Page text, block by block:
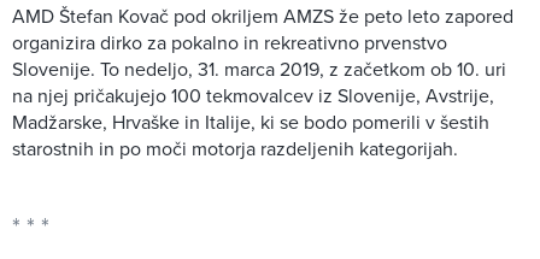
AMD Štefan Kovač pod okriljem AMZS že peto leto zapored
organizira dirko za pokalno in rekreativno prvenstvo
Slovenije. To nedeljo, 31. marca 2019, z začetkom ob 10. uri
na njej pričakujejo 100 tekmovalcev iz Slovenije, Avstrije,
Madžarske, Hrvaške in Italije, ki se bodo pomerili v šestih
starostnih in po moči motorja razdeljenih kategorijah.